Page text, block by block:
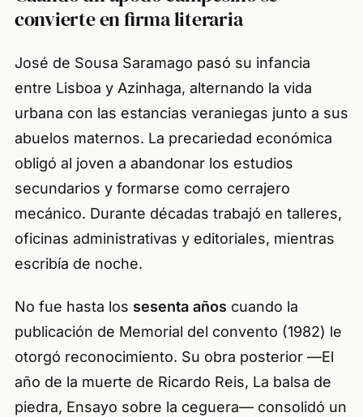
convierte en firma literaria
José de Sousa Saramago pasó su infancia
entre Lisboa y Azinhaga, alternando la vida
urbana con las estancias veraniegas junto a sus
abuelos maternos. La precariedad económica
obligó al joven a abandonar los estudios
secundarios y formarse como cerrajero
mecánico. Durante décadas trabajó en talleres,
oficinas administrativas y editoriales, mientras
escribía de noche.
No fue hasta los sesenta años cuando la
publicación de Memorial del convento (1982) le
otorgó reconocimiento. Su obra posterior —El
año de la muerte de Ricardo Reis, La balsa de
piedra, Ensayo sobre la ceguera— consolidó un